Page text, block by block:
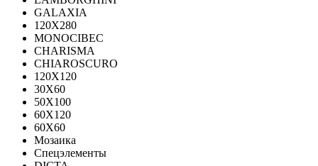
GALAXIA
120Х280
MONOCIBEC
CHARISMA
CHIAROSCURO
120X120
30X60
50X100
60X120
60X60
Мозаика
Спецэлементы